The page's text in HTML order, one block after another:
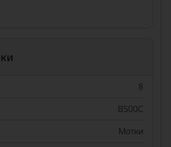
8
В500С
Мотки